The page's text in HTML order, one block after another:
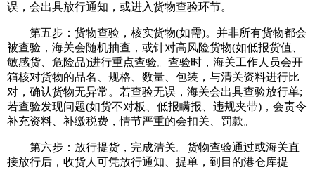
误，会出具放行通知，或进入货物查验环节。
第五步：货物查验，核实货物(如需)。并非所有货物都会
被查验，海关会随机抽查，或针对高风险货物(如低报货值、
敏感货、危险品)进行重点查验。查验时，海关工作人员会开
箱核对货物的品名、规格、数量、包装，与清关资料进行比
对，确认货物无异常。若查验无误，海关会出具查验放行单;
若查验发现问题(如货不对板、低报瞒报、违规夹带)，会责令
补充资料、补缴税费，情节严重的会扣关、罚款。
第六步：放行提货，完成清关。货物查验通过或海关直
接放行后，收货人可凭放行通知、提单，到目的港仓库提